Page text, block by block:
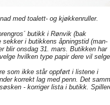
med toalett- og kjøkkenruller.
butikk i Rønvik (bak
i butikkens åpningstid (man-
blir onsdag 31. mars. Butikken har
hvilken type papir dere vil
som ikke står oppført i listene i
korrekt lag med penn. Det
- korriger lista i butikk.